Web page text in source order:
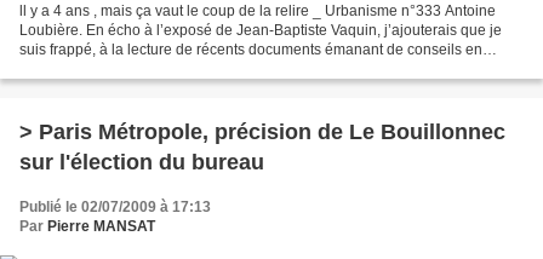
ll y a 4 ans , mais ça vaut le coup de la relire _ Urbanisme n°333 Antoine
Loubière. En écho à l’exposé de Jean-Baptiste Vaquin, j’ajouterais que je
suis frappé, à la lecture de récents documents émanant de conseils en
> Paris Métropole, précision de Le Bouillonnec
sur l'élection du bureau
Publié le 02/07/2009 à 17:13
Par Pierre MANSAT